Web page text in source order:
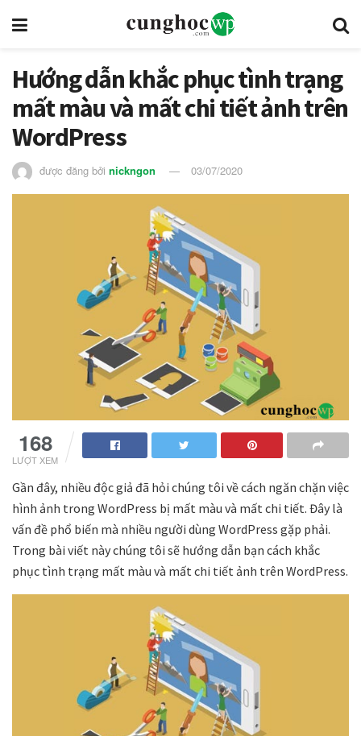
Hướng dẫn khắc phục tình trạng
mất màu và mất chi tiết ảnh trên
WordPress
được đăng bởi nickngon 03/07/2020
168
LƯỢT XEM
Gần đây, nhiều độc giả đã hỏi chúng tôi về cách ngăn chặn việc
hình ảnh trong WordPress bị mất màu và mất chi tiết. Đây là
vấn đề phổ biến mà nhiều người dùng WordPress gặp phải.
Trong bài viết này chúng tôi sẽ hướng dẫn bạn cách khắc
phục tình trạng mất màu và mất chi tiết ảnh trên WordPress.